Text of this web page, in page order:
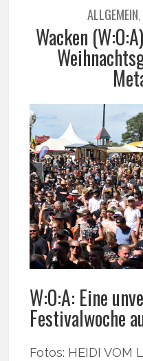
ALLGEMEIN,
Wacken
W:O:A: Eine
Festivalwoche
Fotos: HEIDI VOM